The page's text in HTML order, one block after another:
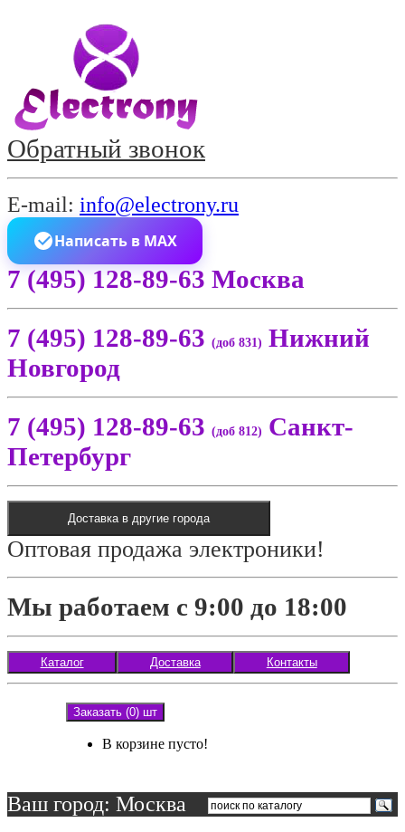
Обратный звонок
E-mail: info@electrony.ru
Написать в MAX
7 (495) 128-89-63 Москва
7 (495) 128-89-63 (доб 831) Нижний
Новгород
7 (495) 128-89-63 (доб 812) Санкт-
Петербург
Доставка в другие города
Оптовая продажа электроники!
Мы работаем с 9:00 до 18:00
Каталог Доставка Контакты
Заказать (0) шт
В корзине пусто!
Ваш город: Москва